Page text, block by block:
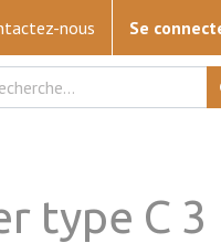
nous Se
type C 3